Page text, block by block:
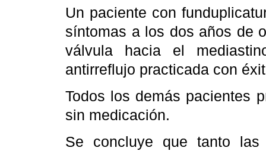
Un paciente con
síntomas a los dos años de
válvula hacia el
antirreflujo practicada con
Todos los demás pacientes
sin medicación.
Se concluye que tanto las